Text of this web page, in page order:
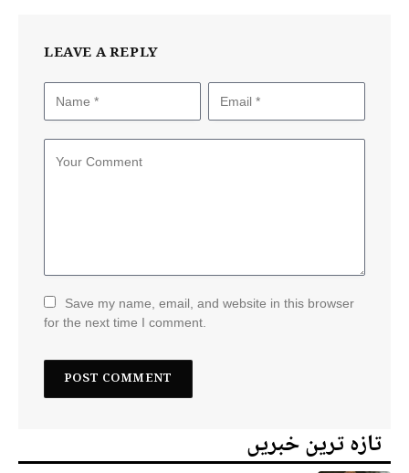
LEAVE A REPLY
Save my name, email, and website in this browser
for the next time I comment.
تازہ ترین خبریں